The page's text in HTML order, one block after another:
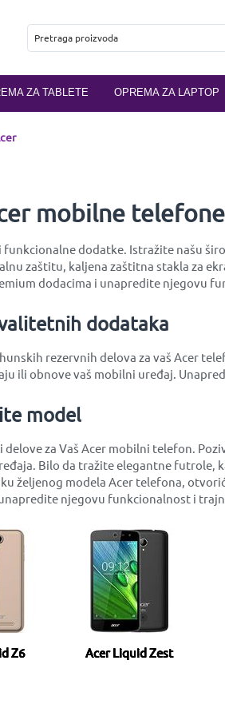
ZA TABLETE OPREMA ZA LAPTOP
mobilne telefone
dodatke. Istražite našu
zaštitu, kaljena zaštitna stakla za
dodacima i unapredite njegovu
dodataka
rezervnih delova za vaš Acer
ili obnove vaš mobilni uređaj.
model
za Vaš Acer mobilni telefon.
Bilo da tražite elegantne
željenog modela Acer telefona,
njegovu funkcionalnost i
Z6 Acer Liquid Zest